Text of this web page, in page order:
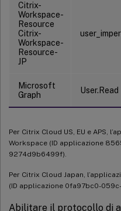
Citrix-
Workspace-
Resource
Citrix-
Workspace-
Resource-
JP
Microsoft
Graph
User.Read
Per Citrix Cloud US, EU e APS,
Workspace (ID applicazione
9274d9b6499f).
Per Citrix Cloud Japan,
(ID applicazione 0fa97bc0-
Abilitare il protocollo di